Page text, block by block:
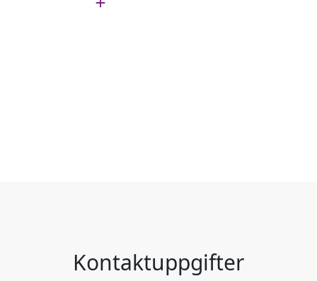
Kontaktuppgifter